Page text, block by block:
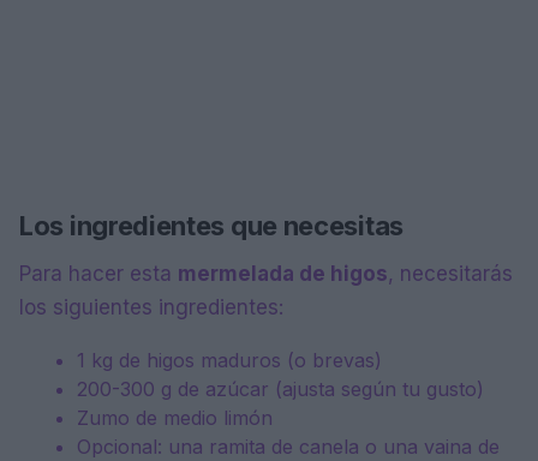
Los ingredientes que necesitas
Para hacer esta mermelada de higos, necesitarás
los siguientes ingredientes:
1 kg de higos maduros (o brevas)
200-300 g de azúcar (ajusta según tu gusto)
Zumo de medio limón
Opcional: una ramita de canela o una vaina de